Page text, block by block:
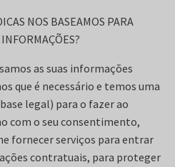
NOS BASEAMOS PARA
as suas informações
que é necessário e temos uma
legal) para o fazer ao
com o seu consentimento,
fornecer serviços para entrar
contratuais, para proteger